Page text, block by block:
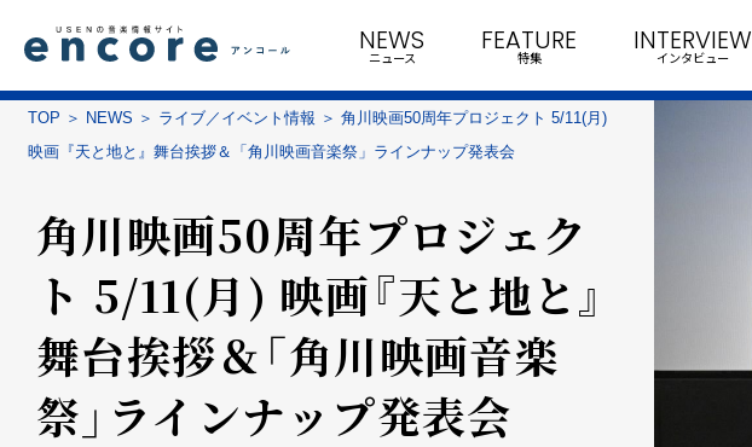
NEWS
ニュース
FEATURE
特集
INTERVIEW
インタビュー
TOP NEWS ライブ／イベント情報
角川映画50周年プロジェクト 5/11(月)
映画『天と地と』舞台挨拶＆「角川映画音楽祭」ラインナップ発表会
角川映画50周年プロジェク
ト 5/11(月) 映画『天と地と』
舞台挨拶＆「角川映画音楽
祭」ラインナップ発表会